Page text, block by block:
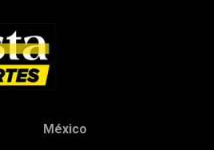
México